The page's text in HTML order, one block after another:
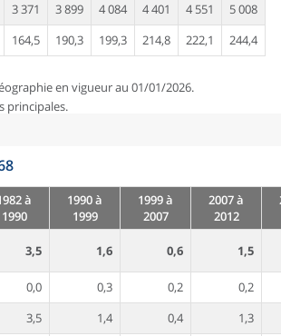
3 371 3 899 4 084 4 401 4 551
5 008
164,5 190,3 199,3 214,8 222,1
244,4
en vigueur au 01/01/2026.
principales.
à
1990
1990 à
1999
1999 à
2007
2007 à
2012
3,5 1,6 0,6 1,5
0,0 0,3 0,2 0,2
3,5 1,4 0,4 1,3